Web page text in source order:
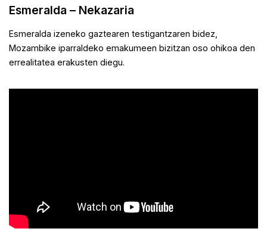
Esmeralda – Nekazaria
Esmeralda izeneko gaztearen testigantzaren bidez,
Mozambike iparraldeko emakumeen bizitzan oso ohikoa den
errealitatea erakusten diegu.